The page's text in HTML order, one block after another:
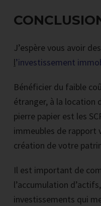
J’espère vous avoir
l’investissement
Bénéficier du faible
étranger, à la location
pierre papier est les
immeubles de rapport
création de votre
Il est important de
l’accumulation
investissements qui